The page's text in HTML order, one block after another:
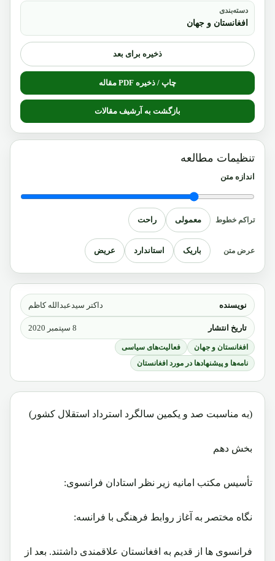
نویسنده داکتر سیدعبدالله کاظم
تاریخ انتشار 8 سپتمبر 2020
افغانستان و جهان
فعالیت‌های سیاسی
نامه‌ها و پیشنهادها در مورد افغانستان
(به مناسبت صد و یکمین سالگرد استرداد استقلال کشور)
بخش دهم
تأسیس مکتب امانیه زیر نظر استادان فرانسوی:
نگاه مختصر به آغاز روابط فرهنگی با فرانسه:
فرانسوی ها از قدیم به افغانستان علاقمندی داشتند. بعد از
دسته‌بندی
افغانستان و جهان
ذخیره برای بعد
چاپ / ذخیره PDF مقاله
بازگشت به آرشیف مقالات
تنظیمات مطالعه
اندازه متن
تراکم خطوط معمولی راحت
عرض متن باریک استاندارد عریض